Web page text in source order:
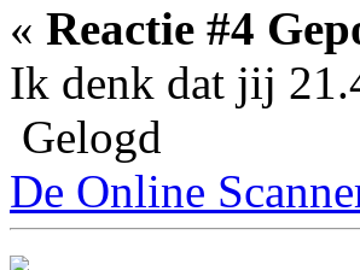
« Reactie #4
Ik denk dat jij
Gelogd
De Online